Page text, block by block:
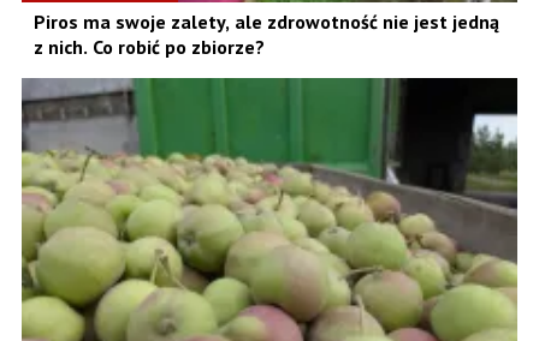
Piros ma swoje zalety, ale zdrowotność nie jest jedną
z nich. Co robić po zbiorze?